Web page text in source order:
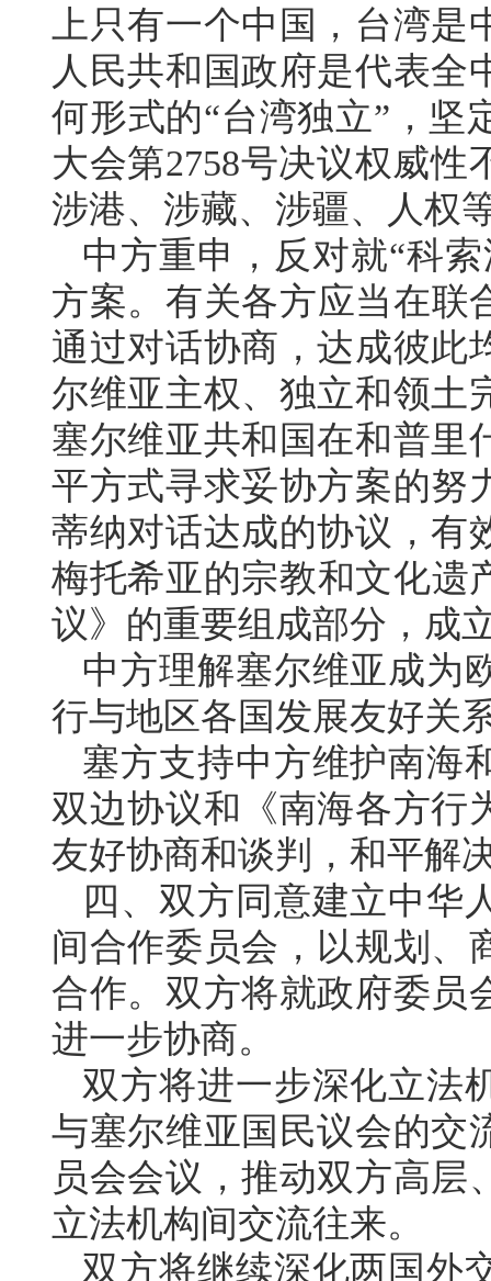
上只有一个中国，台湾
人民共和国政府是代表全
何形式的“台湾独立”，坚
大会第2758号决议权威
涉港、涉藏、涉疆、人权
中方重申，反对就“科
方案。有关各方应当在联
通过对话协商，达成彼此
尔维亚主权、独立和领土
塞尔维亚共和国在和普里
平方式寻求妥协方案的努
蒂纳对话达成的协议，有
梅托希亚的宗教和文化遗
议》的重要组成部分，成
中方理解塞尔维亚成为
行与地区各国发展友好关
塞方支持中方维护南海
双边协议和《南海各方行
友好协商和谈判，和平解
四、双方同意建立中华
间合作委员会，以规划、
合作。双方将就政府委员
进一步协商。
双方将进一步深化立法
与塞尔维亚国民议会的交
员会会议，推动双方高层
立法机构间交流往来。
双方将继续深化两国外